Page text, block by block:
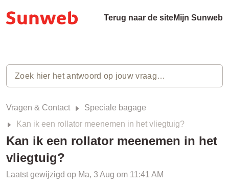
Terug naar de siteMijn Sunweb
Vragen & Contact
Speciale bagage
Kan ik een rollator meenemen in het vliegtuig?
Kan ik een rollator meenemen in het
vliegtuig?
Laatst gewijzigd op Ma, 3 Aug om 11:41 AM